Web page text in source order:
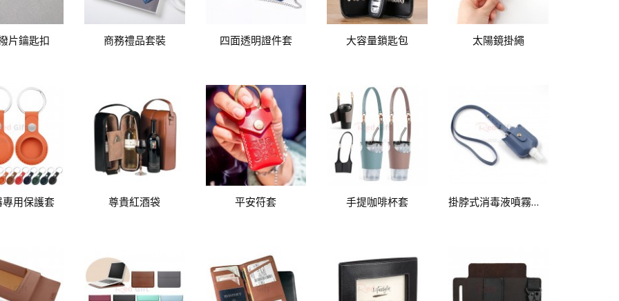
片鑰匙扣 商務禮品套裝 四面透明證件套 大容量鎖匙包 太陽鏡掛繩
專用保護套 尊貴紅酒袋 平安符套 手提咖啡杯套 掛脖式消毒液噴霧皮套